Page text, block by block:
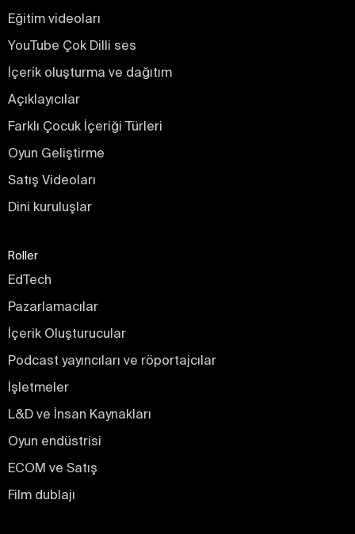
Eğitim videoları
YouTube Çok Dilli ses
İçerik oluşturma ve dağıtım
Açıklayıcılar
Farklı Çocuk İçeriği Türleri
Oyun Geliştirme
Satış Videoları
Dini kuruluşlar
Roller
EdTech
Pazarlamacılar
İçerik Oluşturucular
Podcast yayıncıları ve röportajcılar
İşletmeler
L&D ve İnsan Kaynakları
Oyun endüstrisi
ECOM ve Satış
Film dublajı